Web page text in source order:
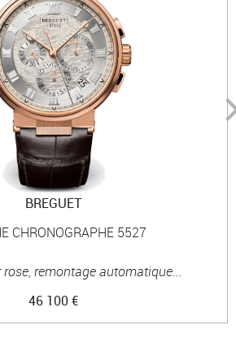
BREGUET
CHRONOGRAPHE 5527
remontage automatique...
46 100 €